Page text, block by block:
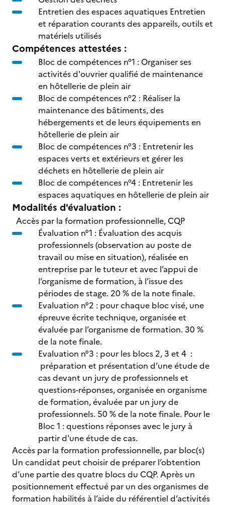
Entretien des espaces aquatiques Entretien
et réparation courants des appareils, outils et
matériels utilisés
Compétences attestées :
Bloc de compétences n°1 : Organiser ses
activités d'ouvrier qualifié de maintenance
en hôtellerie de plein air
Bloc de compétences n°2 : Réaliser la
maintenance des bâtiments, des
hébergements et de leurs équipements en
hôtellerie de plein air
Bloc de compétences n°3 : Entretenir les
espaces verts et extérieurs et gérer les
déchets en hôtellerie de plein air
Bloc de compétences n°4 : Entretenir les
espaces aquatiques en hôtellerie de plein air
Modalités d'évaluation :
Accès par la formation professionnelle, CQP
Évaluation n°1 : Évaluation des acquis
professionnels (observation au poste de
travail ou mise en situation), réalisée en
entreprise par le tuteur et avec l’appui de
l’organisme de formation, à l’issue des
périodes de stage. 20 % de la note finale.
Evaluation n°2 : pour chaque bloc visé, une
épreuve écrite technique, organisée et
évaluée par l’organisme de formation. 30 %
de la note finale.
Evaluation n°3 : pour les blocs 2, 3 et 4 :
préparation et présentation d’une étude de
cas devant un jury de professionnels et
questions-réponses, organisée en organisme
de formation, évaluée par un jury de
professionnels. 50 % de la note finale. Pour le
Bloc 1 : questions réponses avec le jury à
partir d'une étude de cas.
Accès par la formation professionnelle, par bloc(s)
Un candidat peut choisir de préparer l’obtention
d’une partie des quatre blocs du CQP. Après un
positionnement effectué par un des organismes de
formation habilités à l’aide du référentiel d’activités